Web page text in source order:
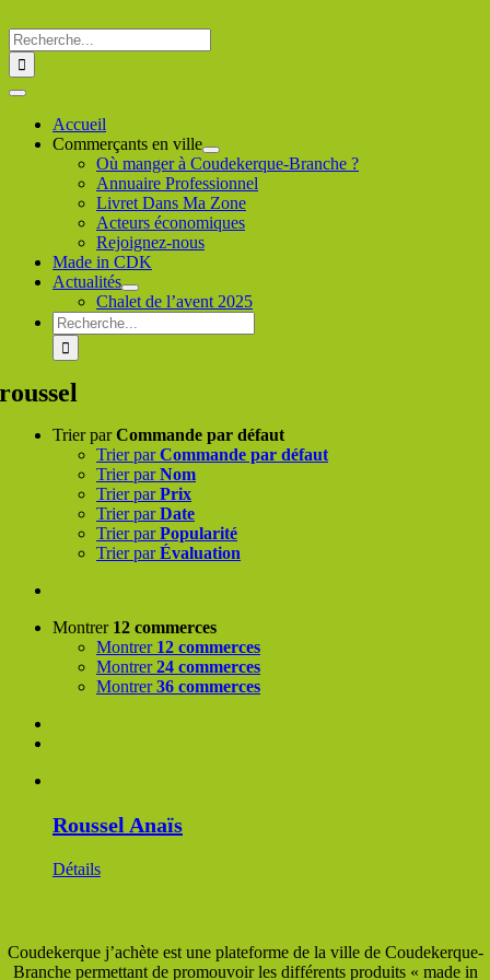
au
contenu
Rechercher
:
Toggle
NavigationAccueil
Commerçants en ville
Où manger à Coudekerque-Branche ?
Annuaire Professionnel
Livret Dans Ma Zone
Acteurs économiques
Rejoignez-nous
Made in CDK
Actualités
Chalet de l’avent 2025
Rechercher
:
roussel
Trier parCommande par défaut
Trier parCommande par défaut
Trier parNom
Trier parPrix
Trier parDate
Trier parPopularité
Trier parÉvaluation
Montrer 12 commerces
Montrer 12 commerces
Montrer24 commerces
Montrer36 commerces
Roussel Anaïs
Détails
Coudekerque j’achète est une plateforme de la ville de Coudekerque-
Branche permettant de promouvoir les différents produits « made in